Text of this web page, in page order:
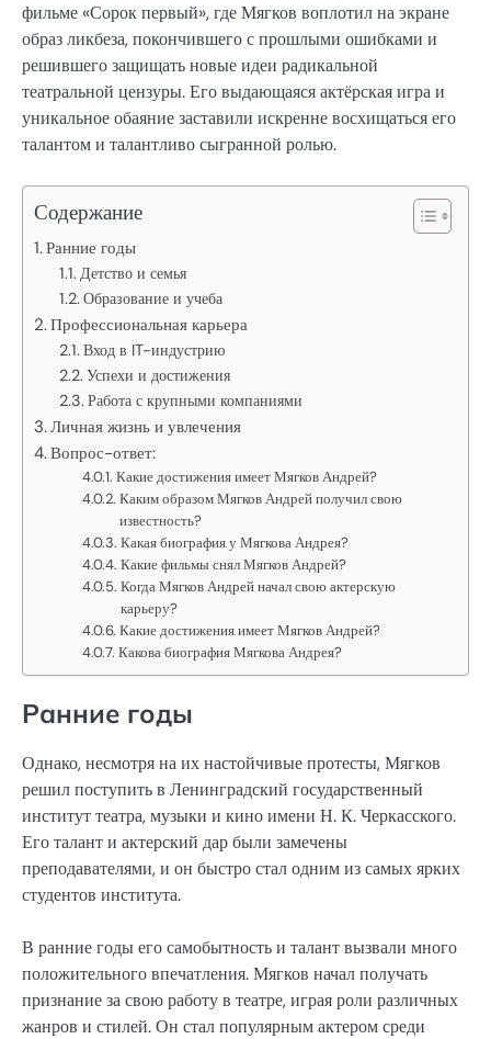
фильме «Сорок первый», где Мягков воплотил на экране
образ ликбеза, покончившего с прошлыми ошибками и
решившего защищать новые идеи радикальной
театральной цензуры. Его выдающаяся актёрская игра и
уникальное обаяние заставили искренне восхищаться его
талантом и талантливо сыгранной ролью.
Содержание
Ранние годы
Детство и семья
Образование и учеба
Профессиональная карьера
Вход в IT-индустрию
Успехи и достижения
Работа с крупными компаниями
Личная жизнь и увлечения
Вопрос-ответ:
Какие достижения имеет Мягков Андрей?
Каким образом Мягков Андрей получил свою
известность?
Какая биография у Мягкова Андрея?
Какие фильмы снял Мягков Андрей?
Когда Мягков Андрей начал свою актерскую
карьеру?
Какие достижения имеет Мягков Андрей?
Какова биография Мягкова Андрея?
Ранние годы
Однако, несмотря на их настойчивые протесты, Мягков
решил поступить в Ленинградский государственный
институт театра, музыки и кино имени Н. К. Черкасского.
Его талант и актерский дар были замечены
преподавателями, и он быстро стал одним из самых ярких
студентов института.
В ранние годы его самобытность и талант вызвали много
положительного впечатления. Мягков начал получать
признание за свою работу в театре, играя роли различных
жанров и стилей. Он стал популярным актером среди